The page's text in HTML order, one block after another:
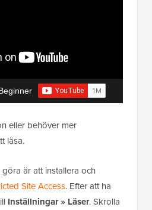
eller behöver mer
läsa.
är att installera och
Site Access. Efter att ha
Inställningar » Läser. Skrolla